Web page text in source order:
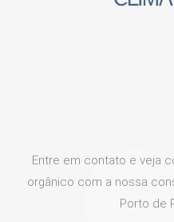
Entre em contato e veja
orgânico com a nossa
Porto de